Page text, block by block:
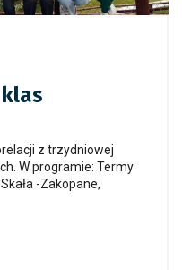
z trzydniowej
W programie: Termy
-Zakopane,